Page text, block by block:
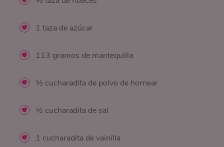
1 taza de azúcar
113 gramos de mantequilla
½ cucharadita de polvo de hornear
½ cucharadita de sal
1 cucharadita de vainilla